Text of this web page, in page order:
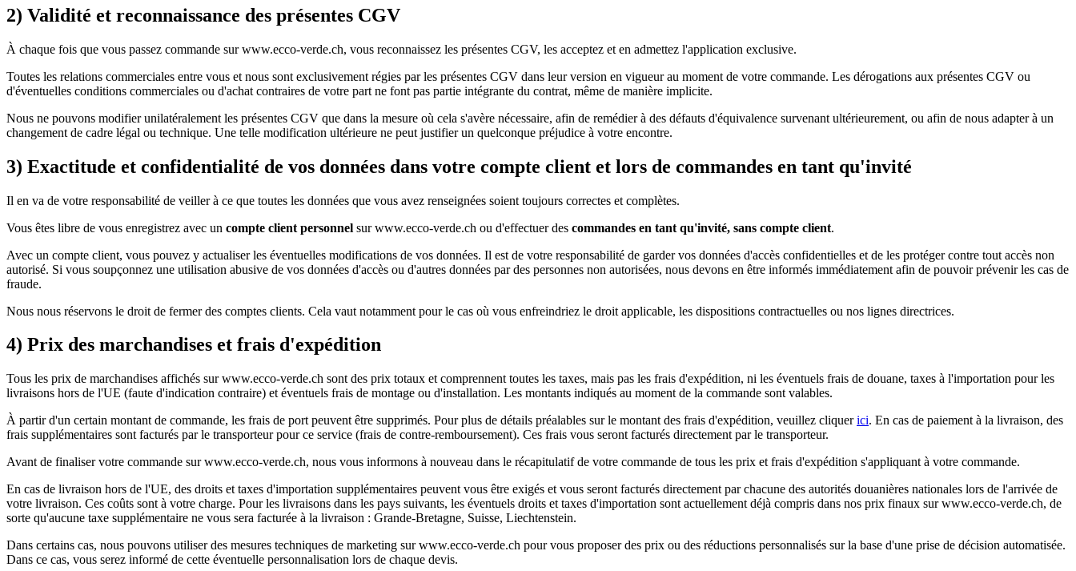
2) Validité et reconnaissance des présentes CGV
À chaque fois que vous passez commande sur www.ecco-verde.ch, vous reconnaissez les présentes CGV, les acceptez et en admettez l'application exclusive.
Toutes les relations commerciales entre vous et nous sont exclusivement régies par les présentes CGV dans leur version en vigueur au moment de votre commande. Les dérogations aux présentes CGV ou
d'éventuelles conditions commerciales ou d'achat contraires de votre part ne font pas partie intégrante du contrat, même de manière implicite.
Nous ne pouvons modifier unilatéralement les présentes CGV que dans la mesure où cela s'avère nécessaire, afin de remédier à des défauts d'équivalence survenant ultérieurement, ou afin de nous adapter à un
changement de cadre légal ou technique. Une telle modification ultérieure ne peut justifier un quelconque préjudice à votre encontre.
3) Exactitude et confidentialité de vos données dans votre compte client et lors de commandes en tant qu'invité
Il en va de votre responsabilité de veiller à ce que toutes les données que vous avez renseignées soient toujours correctes et complètes.
Vous êtes libre de vous enregistrez avec un compte client personnel sur www.ecco-verde.ch ou d'effectuer des commandes en tant qu'invité, sans compte client.
Avec un compte client, vous pouvez y actualiser les éventuelles modifications de vos données. Il est de votre responsabilité de garder vos données d'accès confidentielles et de les protéger contre tout accès non
autorisé. Si vous soupçonnez une utilisation abusive de vos données d'accès ou d'autres données par des personnes non autorisées, nous devons en être informés immédiatement afin de pouvoir prévenir les cas de
fraude.
Nous nous réservons le droit de fermer des comptes clients. Cela vaut notamment pour le cas où vous enfreindriez le droit applicable, les dispositions contractuelles ou nos lignes directrices.
4) Prix des marchandises et frais d'expédition
Tous les prix de marchandises affichés sur www.ecco-verde.ch sont des prix totaux et comprennent toutes les taxes, mais pas les frais d'expédition, ni les éventuels frais de douane, taxes à l'importation pour les
livraisons hors de l'UE (faute d'indication contraire) et éventuels frais de montage ou d'installation. Les montants indiqués au moment de la commande sont valables.
À partir d'un certain montant de commande, les frais de port peuvent être supprimés. Pour plus de détails préalables sur le montant des frais d'expédition, veuillez cliquerici. En cas de paiement à la livraison, des
frais supplémentaires sont facturés par le transporteur pour ce service (frais de contre-remboursement). Ces frais vous seront facturés directement par le transporteur.
Avant de finaliser votre commande sur www.ecco-verde.ch, nous vous informons à nouveau dans le récapitulatif de votre commande de tous les prix et frais d'expédition s'appliquant à votre commande.
En cas de livraison hors de l'UE, des droits et taxes d'importation supplémentaires peuvent vous être exigés et vous seront facturés directement par chacune des autorités douanières nationales lors de l'arrivée de
votre livraison. Ces coûts sont à votre charge. Pour les livraisons dans les pays suivants, les éventuels droits et taxes d'importation sont actuellement déjà compris dans nos prix finaux sur www.ecco-verde.ch, de
sorte qu'aucune taxe supplémentaire ne vous sera facturée à la livraison : Grande-Bretagne, Suisse, Liechtenstein.
Dans certains cas, nous pouvons utiliser des mesures techniques de marketing sur www.ecco-verde.ch pour vous proposer des prix ou des réductions personnalisés sur la base d'une prise de décision automatisée.
Dans ce cas, vous serez informé de cette éventuelle personnalisation lors de chaque devis.